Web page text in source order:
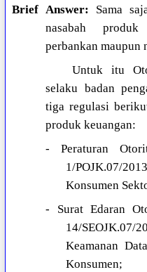
Brief Answer: Sama
nasabah
perbankan maupun
Untuk itu
selaku badan
tiga regulasi
produk keuangan:
- Peraturan
1/POJK.07/
Konsumen
- Surat Edaran
14/SEOJK.07/
Keamanan
Konsumen;